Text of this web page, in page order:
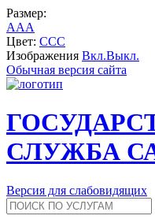
Размер:
AAA
Цвет: CCC
Изображения Вкл.Выкл.
Обычная версия сайта
СЛУЖБА
Версия для слабовидящих